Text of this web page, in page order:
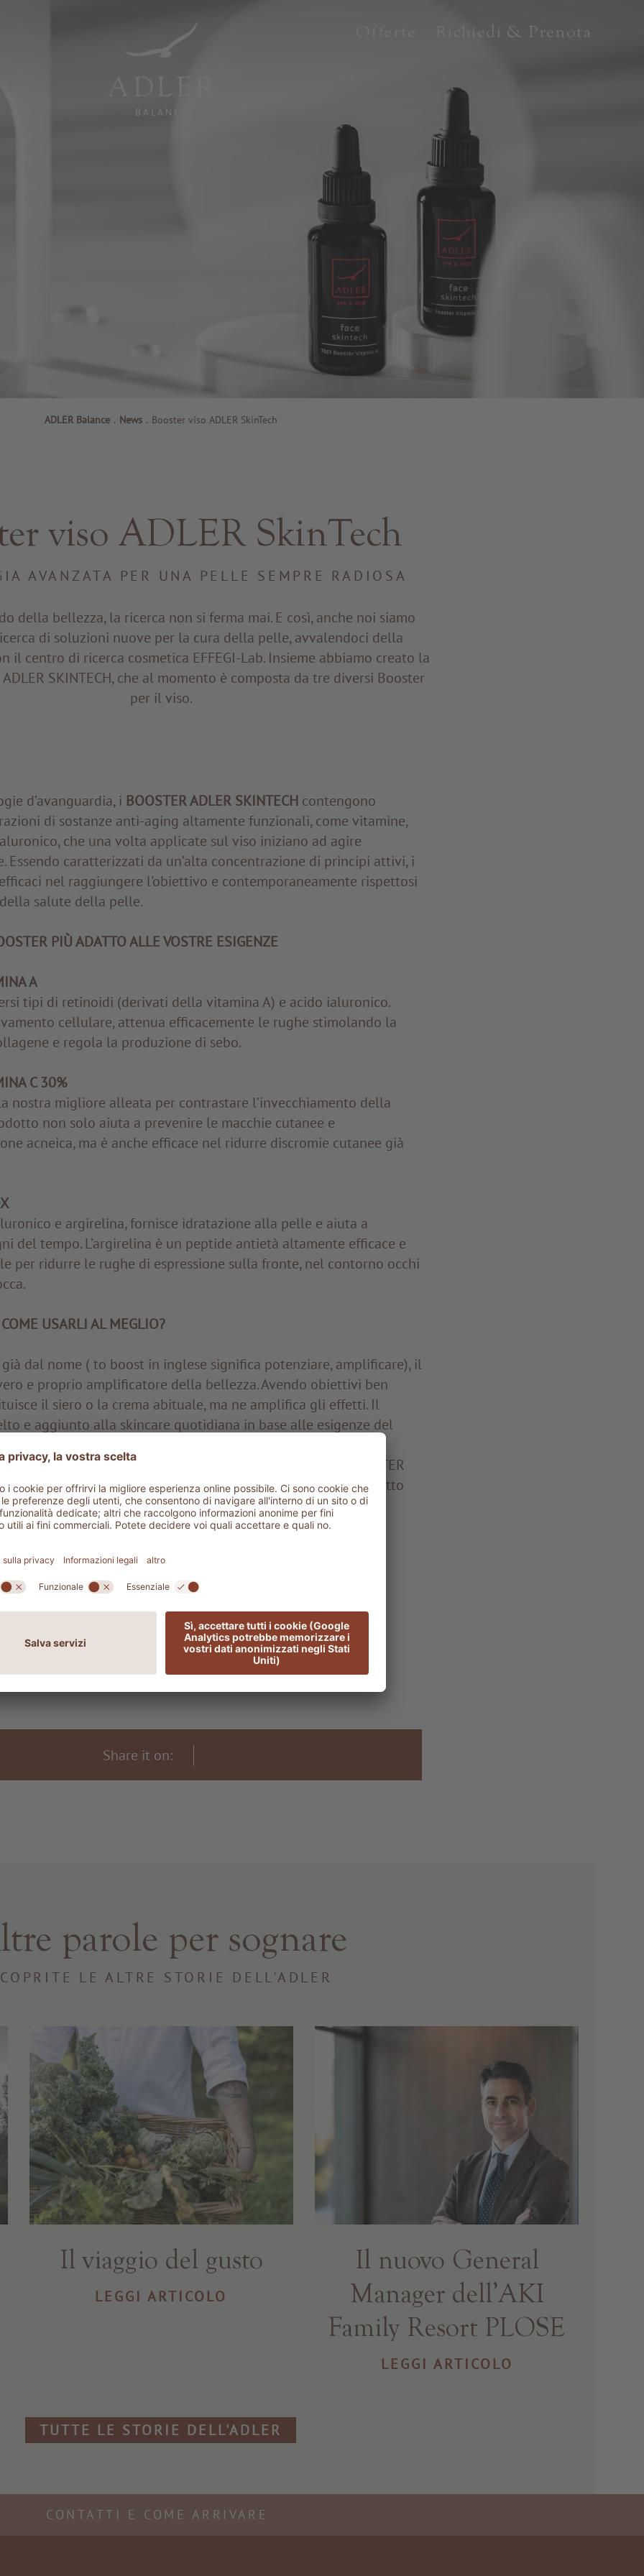
Richiedi & Prenota
ADLER Balance . News . Booster viso ADLER SkinTech
viso ADLER SkinTech
AVANZATA PER UNA PELLE SEMPRE RADIOSA
della bellezza, la ricerca non si ferma mai. E così, anche noi siamo
di soluzioni nuove per la cura della pelle, avvalendoci della
il centro di ricerca cosmetica EFFEGI-Lab. Insieme abbiamo creato la
SKINTECH, che al momento è composta da tre diversi Booster
per il viso.
d’avanguardia, i BOOSTER ADLER SKINTECHcontengono
di sostanze anti-aging altamente funzionali, come vitamine,
che una volta applicate sul viso iniziano ad agire
Essendo caratterizzati da un’alta concentrazione di principi attivi, i
nel raggiungere l'obiettivo e contemporaneamente rispettosi
salute della pelle.
PIÙ ADATTO ALLE VOSTRE ESIGENZE
A
tipi di retinoidi (derivati della vitamina A) e acido ialuronico.
cellulare, attenua efficacemente le rughe stimolando la
e regola la produzione di sebo.
C 30%
nostra migliore alleata per contrastare l’invecchiamento della
non solo aiuta a prevenire le macchie cutanee e
acneica, ma è anche efficace nel ridurre discromie cutanee già
e argirelina, fornisce idratazione alla pelle e aiuta a
del tempo. L’argirelina è un peptide antietà altamente efficace e
per ridurre le rughe di espressione sulla fronte, nel contorno occhi
USARLI AL MEGLIO?
dal nome ( to boost in inglese significa potenziare, amplificare), il
e proprio amplificatore della bellezza. Avendo obiettivi ben
il siero o la crema abituale, ma ne amplifica gli effetti. Il
e aggiunto alla skincare quotidiana in base alle esigenze del
ma anche per periodi più lunghi. Si può applicare il BOOSTER
della crema viso oppure aggiungere qualche goccia del prodotto
Grazie alla texture fluida e leggera, si stende facilmente e
assorbimento.
SPA
Share it on:
parole per sognare
LE ALTRE STORIE DELL'ADLER
Il viaggio del gusto
LEGGI ARTICOLO
Il nuovo General
Manager dell’AKI
Family Resort PLOSE
LEGGI ARTICOLO
TUTTE LE STORIE DELL'ADLER
CONTATTI E COME ARRIVARE